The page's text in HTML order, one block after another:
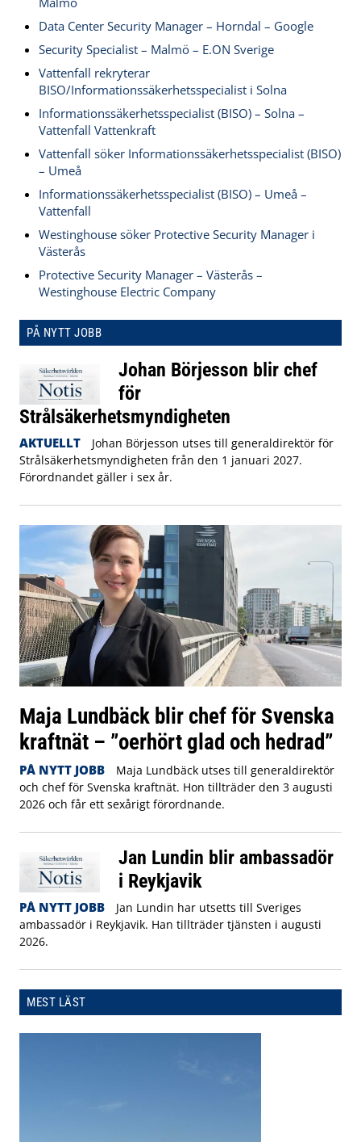
Data Center Security Manager – Horndal – Google
Security Specialist – Malmö – E.ON Sverige
Vattenfall rekryterar
BISO/Informationssäkerhetsspecialist i Solna
Informationssäkerhetsspecialist (BISO) – Solna –
Vattenfall Vattenkraft
Vattenfall söker Informationssäkerhetsspecialist (BISO)
– Umeå
Informationssäkerhetsspecialist (BISO) – Umeå –
Vattenfall
Westinghouse söker Protective Security Manager i
Västerås
Protective Security Manager – Västerås –
Westinghouse Electric Company
PÅ NYTT JOBB
Johan Börjesson blir chef
för
Strålsäkerhetsmyndigheten
AKTUELLT
Johan Börjesson utses till generaldirektör för
Strålsäkerhetsmyndigheten från den 1 januari 2027.
Förordnandet gäller i sex år.
Maja Lundbäck blir chef för Svenska
kraftnät – ”oerhört glad och hedrad”
PÅ NYTT JOBB
Maja Lundbäck utses till generaldirektör
och chef för Svenska kraftnät. Hon tillträder den 3 augusti
2026 och får ett sexårigt förordnande.
Jan Lundin blir ambassadör
i Reykjavik
PÅ NYTT JOBB
Jan Lundin har utsetts till Sveriges
ambassadör i Reykjavik. Han tillträder tjänsten i augusti
2026.
MEST LÄST